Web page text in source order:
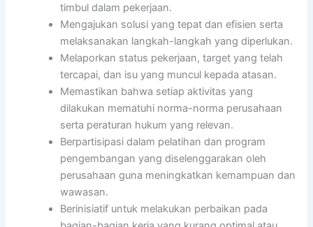
timbul dalam pekerjaan.
Mengajukan solusi yang tepat dan efisien serta
melaksanakan langkah-langkah yang diperlukan.
Melaporkan status pekerjaan, target yang telah
tercapai, dan isu yang muncul kepada atasan.
Memastikan bahwa setiap aktivitas yang
dilakukan mematuhi norma-norma perusahaan
serta peraturan hukum yang relevan.
Berpartisipasi dalam pelatihan dan program
pengembangan yang diselenggarakan oleh
perusahaan guna meningkatkan kemampuan dan
wawasan.
Berinisiatif untuk melakukan perbaikan pada